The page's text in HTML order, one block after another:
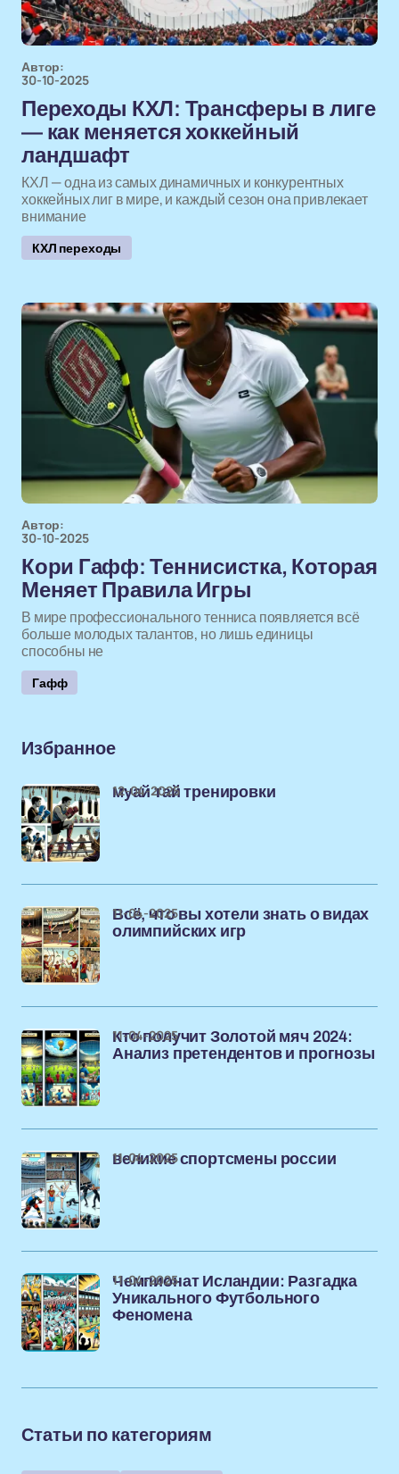
Автор:
30-10-2025
Переходы КХЛ: Трансферы в лиге
— как меняется хоккейный
ландшафт
КХЛ — одна из самых динамичных и конкурентных
хоккейных лиг в мире, и каждый сезон она привлекает
внимание
КХЛ переходы
Автор:
30-10-2025
Кори Гафф: Теннисистка, Которая
Меняет Правила Игры
В мире профессионального тенниса появляется всё
больше молодых талантов, но лишь единицы
способны не
Гафф
Избранное
муай тай тренировки
12-04-2025
Всё, что вы хотели знать о видах
олимпийских игр
11-04-2025
Кто получит Золотой мяч 2024:
Анализ претендентов и прогнозы
11-04-2025
великие спортсмены россии
11-04-2025
Чемпионат Исландии: Разгадка
Уникального Футбольного
Феномена
11-04-2025
Статьи по категориям